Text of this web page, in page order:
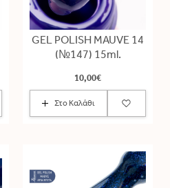
GEL POLISH MAUVE 14
(№147) 15ml.
10,00€
Στο Καλάθι